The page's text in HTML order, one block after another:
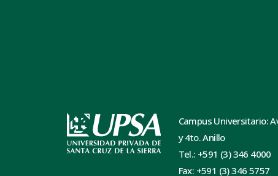
Campus Universitario:
y 4to. Anillo
Tel.: +591 (3) 346 4000
Fax: +591 (3) 346 5757